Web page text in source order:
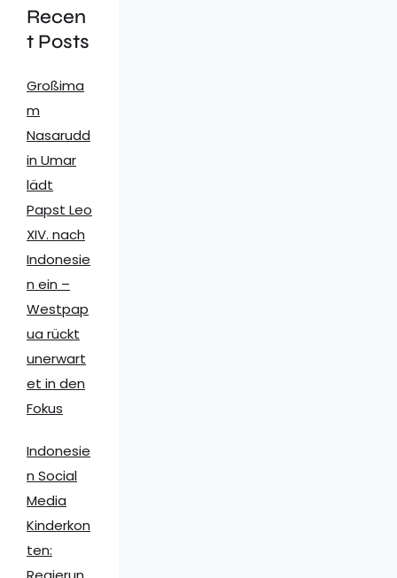
Recen
t Posts
Großima
m
Nasarudd
in Umar
lädt
Papst Leo
XIV. nach
Indonesie
n ein –
Westpap
ua rückt
unerwart
et in den
Fokus
Indonesie
n Social
Media
Kinderkon
ten: